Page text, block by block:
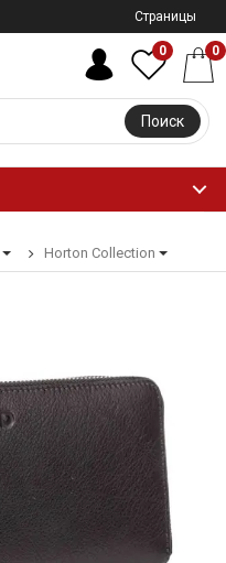
Страницы
Поиск
0 0
Horton Collection